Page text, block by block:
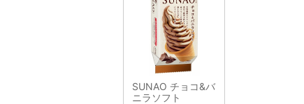
SUNAO チョコ&バ
ニラソフト